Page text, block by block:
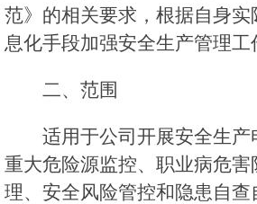
范》的相关要求，根据自身
息化手段加强安全生产管理工
二、范围
适用于公司开展安全生产
重大危险源监控、职业病危害
理、安全风险管控和隐患自查